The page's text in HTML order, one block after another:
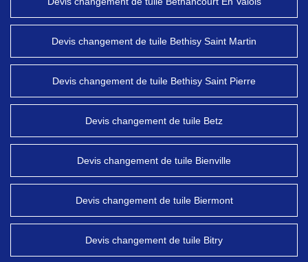
Devis changement de tuile Bethisy Saint Martin
Devis changement de tuile Bethisy Saint Pierre
Devis changement de tuile Betz
Devis changement de tuile Bienville
Devis changement de tuile Biermont
Devis changement de tuile Bitry